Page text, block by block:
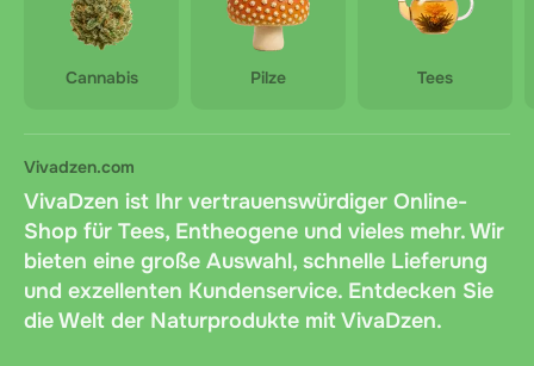
Cannabis Pilze Tees
Vivadzen.com
VivaDzen ist Ihr vertrauenswürdiger Online-
Shop für Tees, Entheogene und vieles mehr. Wir
bieten eine große Auswahl, schnelle Lieferung
und exzellenten Kundenservice. Entdecken Sie
die Welt der Naturprodukte mit VivaDzen.